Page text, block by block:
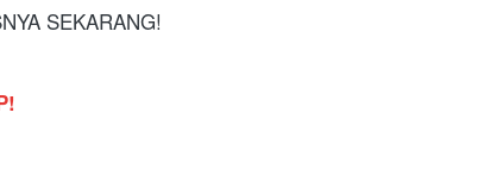
SEKARANG!